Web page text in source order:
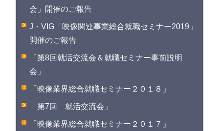
会」開催のご報告
J・VIG「映像関連事業総合就職セミナー2019」
開催のご報告
「第8回就活交流会＆就職セミナー事前説明
会」
「映像業界総合就職セミナー２０１８」
「第7回 就活交流会」
「映像業界総合就職セミナー２０１７」